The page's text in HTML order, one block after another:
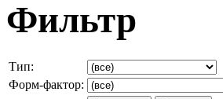
Фильтр
Тип:
Форм-фактор: